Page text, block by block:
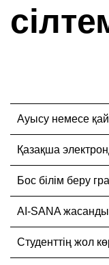
Ауысу немесе
Қазақша
Бос білім беру
AI-SANA жасанды
Студенттің жол